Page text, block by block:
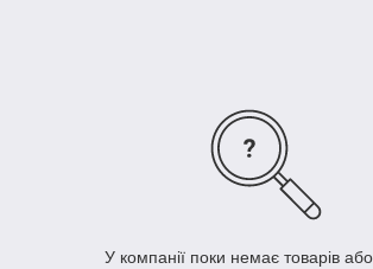
У компанії поки немає товарів